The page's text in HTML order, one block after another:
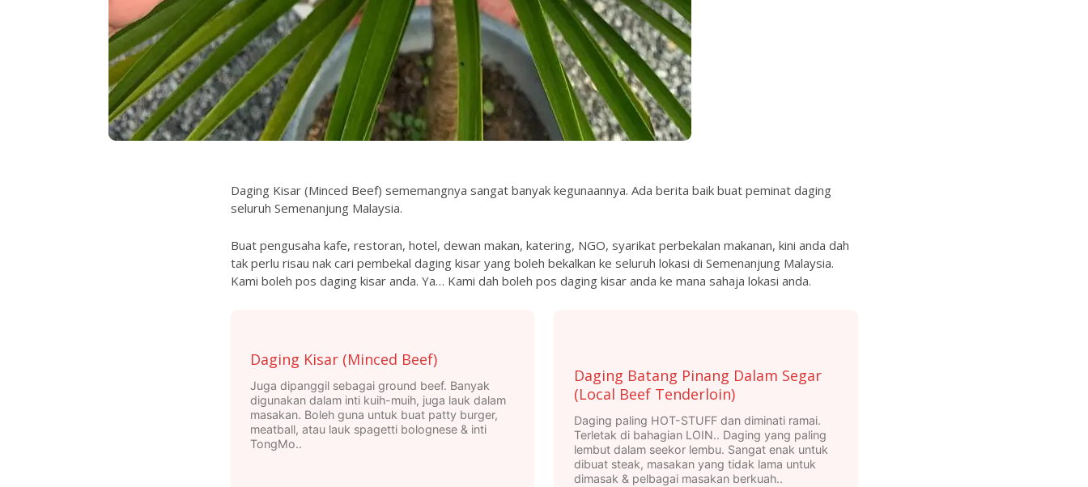
Daging Kisar (Minced Beef) sememangnya sangat banyak kegunaannya. Ada berita baik buat peminat daging
seluruh Semenanjung Malaysia.
Buat pengusaha kafe, restoran, hotel, dewan makan, katering, NGO, syarikat perbekalan makanan, kini anda dah
tak perlu risau nak cari pembekal daging kisar yang boleh bekalkan ke seluruh lokasi di Semenanjung Malaysia.
Kami boleh pos daging kisar anda. Ya… Kami dah boleh pos daging kisar anda ke mana sahaja lokasi anda.
Daging Kisar (Minced Beef)
Juga dipanggil sebagai ground beef. Banyak
digunakan dalam inti kuih-muih, juga lauk dalam
masakan. Boleh guna untuk buat patty burger,
meatball, atau lauk spagetti bolognese & inti
TongMo..
Daging Batang Pinang Dalam Segar
(Local Beef Tenderloin)
Daging paling HOT-STUFF dan diminati ramai.
Terletak di bahagian LOIN.. Daging yang paling
lembut dalam seekor lembu. Sangat enak untuk
dibuat steak, masakan yang tidak lama untuk
dimasak & pelbagai masakan berkuah..